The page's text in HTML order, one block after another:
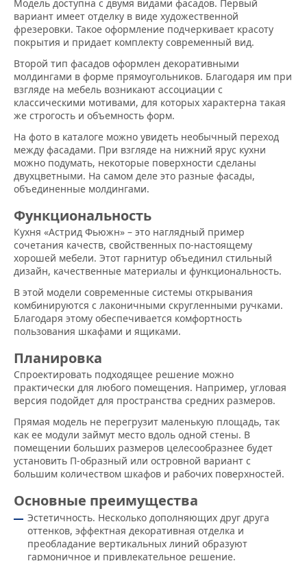
Модель доступна с двумя видами фасадов. Первый
вариант имеет отделку в виде художественной
фрезеровки. Такое оформление подчеркивает красоту
покрытия и придает комплекту современный вид.
Второй тип фасадов оформлен декоративными
молдингами в форме прямоугольников. Благодаря им при
взгляде на мебель возникают ассоциации с
классическими мотивами, для которых характерна такая
же строгость и объемность форм.
На фото в каталоге можно увидеть необычный переход
между фасадами. При взгляде на нижний ярус кухни
можно подумать, некоторые поверхности сделаны
двухцветными. На самом деле это разные фасады,
объединенные молдингами.
Функциональность
Кухня «Астрид Фьюжн» – это наглядный пример
сочетания качеств, свойственных по-настоящему
хорошей мебели. Этот гарнитур объединил стильный
дизайн, качественные материалы и функциональность.
В этой модели современные системы открывания
комбинируются с лаконичными скругленными ручками.
Благодаря этому обеспечивается комфортность
пользования шкафами и ящиками.
Планировка
Спроектировать подходящее решение можно
практически для любого помещения. Например, угловая
версия подойдет для пространства средних размеров.
Прямая модель не перегрузит маленькую площадь, так
как ее модули займут место вдоль одной стены. В
помещении больших размеров целесообразнее будет
установить П-образный или островной вариант с
большим количеством шкафов и рабочих поверхностей.
Основные преимущества
Эстетичность. Несколько дополняющих друг друга
оттенков, эффектная декоративная отделка и
преобладание вертикальных линий образуют
гармоничное и привлекательное решение.